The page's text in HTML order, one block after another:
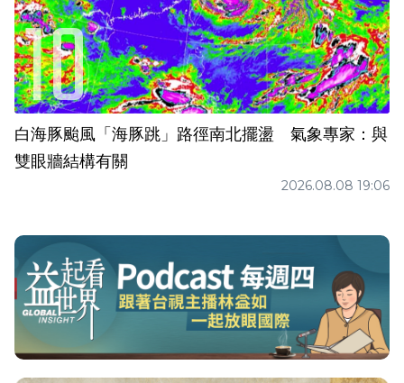
白海豚颱風「海豚跳」路徑南北擺盪 氣象專家：與
雙眼牆結構有關
2026.08.08 19:06